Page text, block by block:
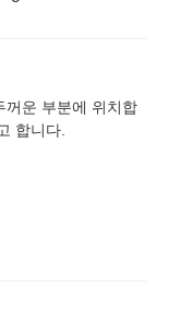
꺼운 부분에 위치합
합니다.